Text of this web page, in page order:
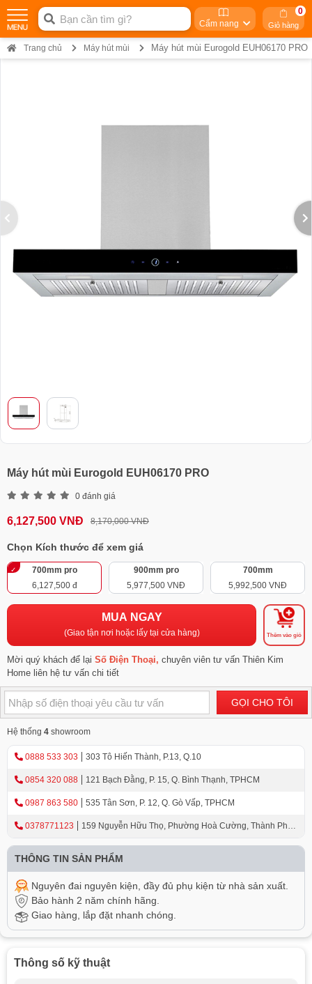
Cẩm nang Giỏ hàng
0
Trang chủ Máy hút mùi Máy hút mùi Eurogold EUH06170 PRO
Máy hút mùi Eurogold EUH06170 PRO
0 đánh giá
6,127,500 VNĐ 8,170,000 VNĐ
Chọn Kích thước để xem giá
700mm pro
6,127,500 đ
900mm pro
5,977,500 VNĐ
700mm
5,992,500 VNĐ
MUA NGAY
(Giao tận nơi hoặc lấy tại cửa hàng) Thêm vào giỏ
Mời quý khách để lại Số Điện Thoại, chuyên viên tư vấn Thiên Kim
Home liên hệ tư vấn chi tiết
GỌI CHO TÔI
Hệ thống 4 showroom
0888 533 303 303 Tô Hiến Thành, P.13, Q.10
0854 320 088 121 Bạch Đằng, P. 15, Q. Bình Thạnh, TPHCM
0987 863 580 535 Tân Sơn, P. 12, Q. Gò Vấp, TPHCM
0378771123
159 Nguyễn Hữu Thọ, Phường Hoà Cường, Thành Phố
THÔNG TIN SẢN PHẨM
Nguyên đai nguyên kiện, đầy đủ phụ kiện từ nhà sản xuất.
Bảo hành 2 năm chính hãng.
Giao hàng, lắp đặt nhanh chóng.
Thông số kỹ thuật